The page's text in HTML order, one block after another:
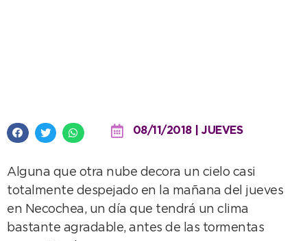
08/11/2018 | JUEVES
Alguna que otra nube decora un cielo casi
totalmente despejado en la mañana del jueves
en Necochea, un día que tendrá un clima
bastante agradable, antes de las tormentas